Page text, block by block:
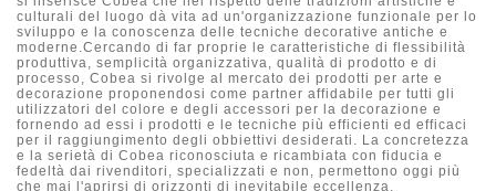
culturali del luogo dà vita ad un'organizzazione funzionale per lo
sviluppo e la conoscenza delle tecniche decorative antiche e
moderne.Cercando di far proprie le caratteristiche di flessibilità
produttiva, semplicità organizzativa, qualità di prodotto e di
processo, Cobea si rivolge al mercato dei prodotti per arte e
decorazione proponendosi come partner affidabile per tutti gli
utilizzatori del colore e degli accessori per la decorazione e
fornendo ad essi i prodotti e le tecniche più efficienti ed efficaci
per il raggiungimento degli obbiettivi desiderati. La concretezza
e la serietà di Cobea riconosciuta e ricambiata con fiducia e
fedeltà dai rivenditori, specializzati e non, permettono oggi più
che mai l'aprirsi di orizzonti di inevitabile eccellenza.